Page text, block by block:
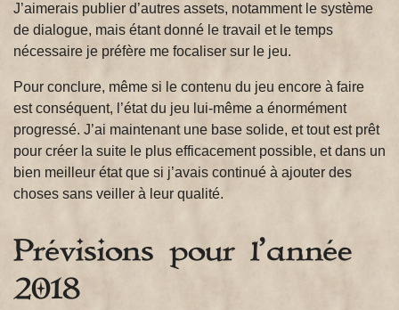
J’aimerais publier d’autres assets, notamment le système
de dialogue, mais étant donné le travail et le temps
nécessaire je préfère me focaliser sur le jeu.
Pour conclure, même si le contenu du jeu encore à faire
est conséquent, l’état du jeu lui-même a énormément
progressé. J’ai maintenant une base solide, et tout est prêt
pour créer la suite le plus efficacement possible, et dans un
bien meilleur état que si j’avais continué à ajouter des
choses sans veiller à leur qualité.
Prévisions pour l’année
2018